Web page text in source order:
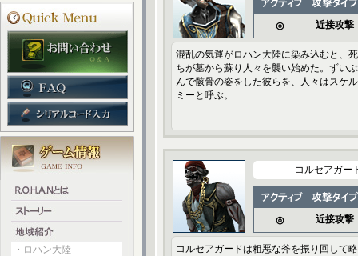
・ロハン大陸
◎ 近接攻撃
混乱の気運がロハン大陸に染み込むと、
ちが墓から蘇り人々を襲い始めた。ずい
んで骸骨の姿をした彼らを、人々はスケ
ミーと呼ぶ。
コルセアガー
◎ 近接攻撃
コルセアガードは粗悪な斧を振り回して